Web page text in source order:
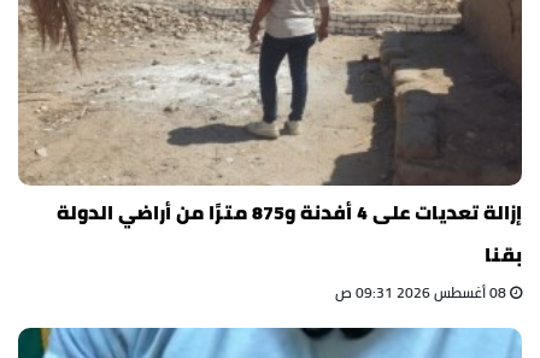
إزالة تعديات على 4 أفدنة و875 مترًا من أراضي الدولة
بقنا